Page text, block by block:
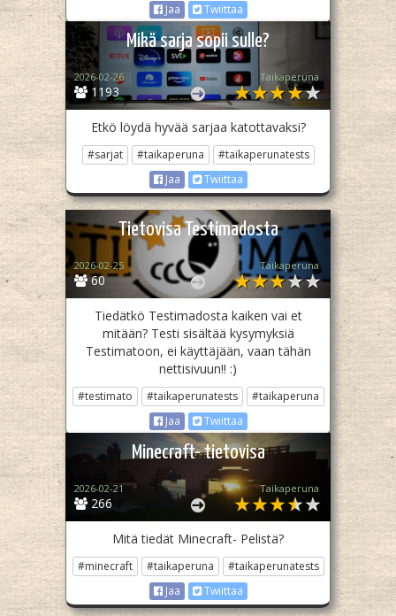
Jaa
Twiittaa
Mikä sarja sopii sulle?
1193
2026-02-26 Taikaperuna
Etkö löydä hyvää sarjaa katottavaksi?
#sarjat #taikaperuna
#taikaperunatests
Jaa
Twiittaa
Tietovisa Testimadosta
60
2026-02-25 Taikaperuna
Tiedätkö Testimadosta kaiken vai et
mitään? Testi sisältää kysymyksiä
Testimatoon, ei käyttäjään, vaan tähän
nettisivuun!! :)
#testimato #taikaperunatests
#taikaperuna
Jaa
Twiittaa
Minecraft- tietovisa
266
2026-02-21 Taikaperuna
Mitä tiedät Minecraft- Pelistä?
#minecraft #taikaperuna
#taikaperunatests
Jaa
Twiittaa